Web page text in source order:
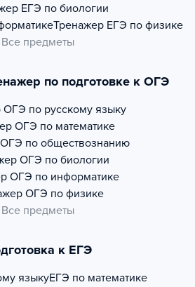
ЕГЭ по биологии
Тренажер ЕГЭ по физике
Все предметы
по подготовке к ОГЭ
ОГЭ по русскому языку
ОГЭ по математике
ОГЭ по обществознанию
ОГЭ по биологии
ОГЭ по информатике
ОГЭ по физике
Все предметы
к ЕГЭ
языкуЕГЭ по математике